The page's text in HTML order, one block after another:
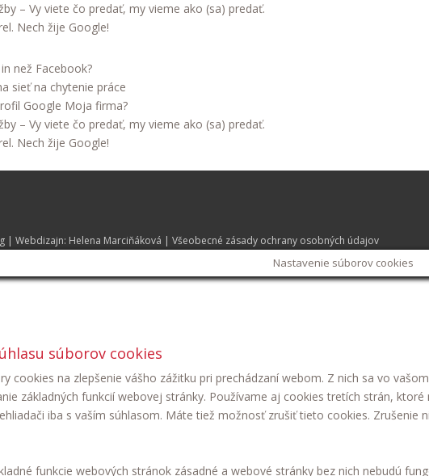
– Vy viete čo predať, my vieme ako (sa) predať.
Nech žije Google!
než Facebook?
sieť na chytenie práce
Google Moja firma?
– Vy viete čo predať, my vieme ako (sa) predať.
Nech žije Google!
| Webdizajn: Helena Marciňáková | Všeobecné zásady ochrany osobných údajov
Nastavenie súborov cookies
súborov cookies
cookies na zlepšenie vášho zážitku pri prechádzaní webom. Z nich sa vo
základných funkcií webovej stránky. Používame aj cookies tretích strán,
iba s vaším súhlasom. Máte tiež možnosť zrušiť tieto cookies.
funkcie webových stránok zásadné a webové stránky bez nich nebudú